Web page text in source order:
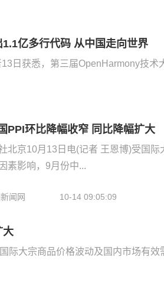
亿多行代码 从中国走向世界
日获悉，第三届OpenHarmony技术
PPI环比降幅收窄 同比降幅扩大
北京10月13日电(记者 王恩博)受国
素影响，9月份中...
闻网 10-14 09:05:09
大
际大宗商品价格波动及国内市场有